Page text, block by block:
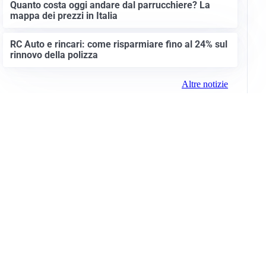
Quanto costa oggi andare dal parrucchiere? La
mappa dei prezzi in Italia
RC Auto e rincari: come risparmiare fino al 24% sul
rinnovo della polizza
Altre notizie